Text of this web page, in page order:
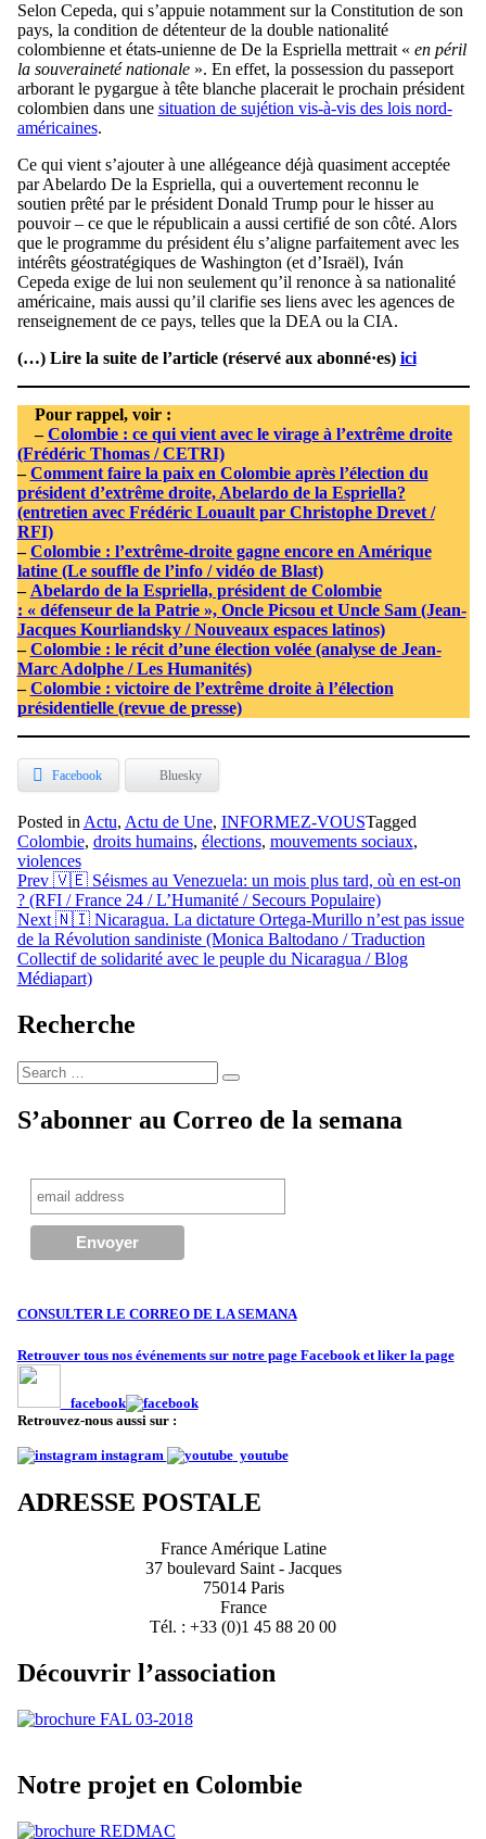
Selon Cepeda, qui s’appuie notamment sur la Constitution de son
pays, la condition de détenteur de la double nationalité
colombienne et états-unienne de De la Espriella mettrait « en péril
la souveraineté nationale ». En effet, la possession du passeport
arborant le pygargue à tête blanche placerait le prochain président
colombien dans une situation de sujétion vis-à-vis des lois nord-
américaines.
Ce qui vient s’ajouter à une allégeance déjà quasiment acceptée
par Abelardo De la Espriella, qui a ouvertement reconnu le
soutien prêté par le président Donald Trump pour le hisser au
pouvoir – ce que le républicain a aussi certifié de son côté. Alors
que le programme du président élu s’aligne parfaitement avec les
intérêts géostratégiques de Washington (et d’Israël), Iván
Cepeda exige de lui non seulement qu’il renonce à sa nationalité
américaine, mais aussi qu’il clarifie ses liens avec les agences de
renseignement de ce pays, telles que la DEA ou la CIA.
(…) Lire la suite de l’article (réservé aux abonné·es) ici
Pour rappel, voir :
–Colombie : ce qui vient avec le virage à l’extrême droite
(Frédéric Thomas / CETRI)
– Comment faire la paix en Colombie après l’élection du
président d’extrême droite, Abelardo de la Espriella?
(entretien avec Frédéric Louault par Christophe Drevet /
RFI)
–Colombie : l’extrême-droite gagne encore en Amérique
latine (Le souffle de l’info / vidéo de Blast)
– Abelardo de la Espriella, président de Colombie
: « défenseur de la Patrie », Oncle Picsou et Uncle Sam (Jean-
Jacques Kourliandsky / Nouveaux espaces latinos)
–Colombie : le récit d’une élection volée (analyse de Jean-
Marc Adolphe / Les Humanités)
–Colombie : victoire de l’extrême droite à l’élection
présidentielle (revue de presse)
Facebook Bluesky
Posted in Actu, Actu de Une, INFORMEZ-VOUSTagged
Colombie, droits humains, élections, mouvements sociaux,
violences
Navigation
de
l’article
Prev 🇻🇪 Séismes au Venezuela: un mois plus tard, où en est-on
? (RFI / France 24 / L’Humanité / Secours Populaire)
Next 🇳🇮 Nicaragua. La dictature Ortega-Murillo n’est pas issue
de la Révolution sandiniste (Monica Baltodano / Traduction
Collectif de solidarité avec le peuple du Nicaragua / Blog
Médiapart)
Recherche
Search
for:
Search
S’abonner au Correo de la semana
CONSULTER LE CORREO DE LA SEMANA
Retrouver tous nos événements sur notre page Facebook et liker la page
facebook
Retrouvez-nous aussi sur :
instagram youtube
ADRESSE POSTALE
France Amérique Latine
37 boulevard Saint - Jacques
75014 Paris
France
Tél. : +33 (0)1 45 88 20 00
Découvrir l’association
Notre projet en Colombie